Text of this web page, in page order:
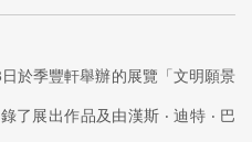
於季豐軒舉辦的展覽「文明願景
展出作品及由漢斯 ‧ 迪特 ‧ 巴